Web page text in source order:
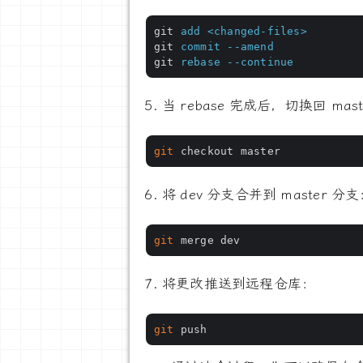
git
add <changed-files>
git
commit --amend
git
rebase --continue
当 rebase 完成后，切换回
git checkout master
将 dev 分支合并到 master 分支
git
将更改推送到远程仓库：
git